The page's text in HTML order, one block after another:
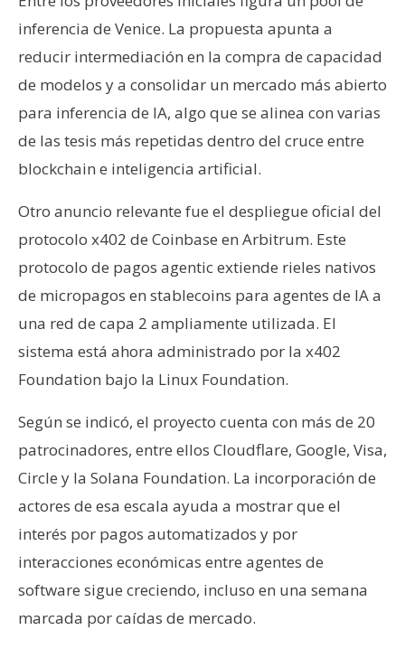
inferencia de Venice. La propuesta apunta a
reducir intermediación en la compra de capacidad
de modelos y a consolidar un mercado más abierto
para inferencia de IA, algo que se alinea con varias
de las tesis más repetidas dentro del cruce entre
blockchain e inteligencia artificial.
Otro anuncio relevante fue el despliegue oficial del
protocolo x402 de Coinbase en Arbitrum. Este
protocolo de pagos agentic extiende rieles nativos
de micropagos en stablecoins para agentes de IA a
una red de capa 2 ampliamente utilizada. El
sistema está ahora administrado por la x402
Foundation bajo la Linux Foundation.
Según se indicó, el proyecto cuenta con más de 20
patrocinadores, entre ellos Cloudflare, Google, Visa,
Circle y la Solana Foundation. La incorporación de
actores de esa escala ayuda a mostrar que el
interés por pagos automatizados y por
interacciones económicas entre agentes de
software sigue creciendo, incluso en una semana
marcada por caídas de mercado.